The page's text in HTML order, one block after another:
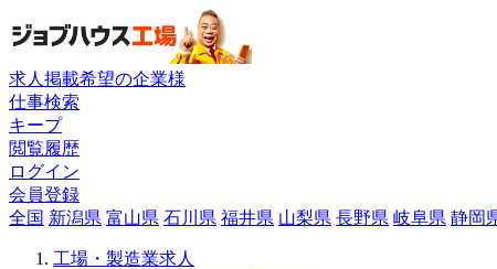
求人掲載希望の企業様
仕事検索
キープ
閲覧履歴
ログイン
会員登録
全国 新潟県 富山県 石川県 福井県 山梨県 長野県 岐阜県 静岡
工場・製造業求人